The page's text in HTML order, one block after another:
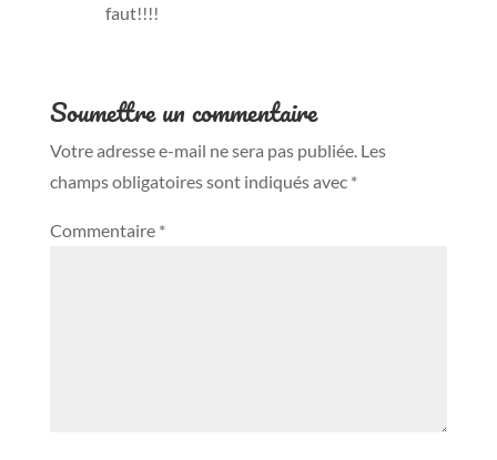
faut!!!!
Soumettre un commentaire
Votre adresse e-mail ne sera pas publiée. Les
champs obligatoires sont indiqués avec *
Commentaire *